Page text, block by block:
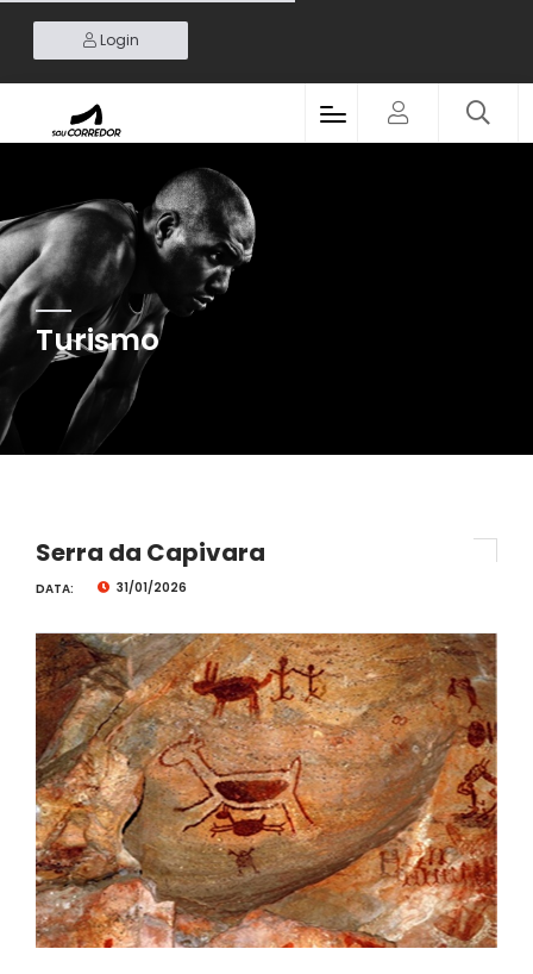
Login
Turismo
Serra da Capivara
DATA: 31/01/2026